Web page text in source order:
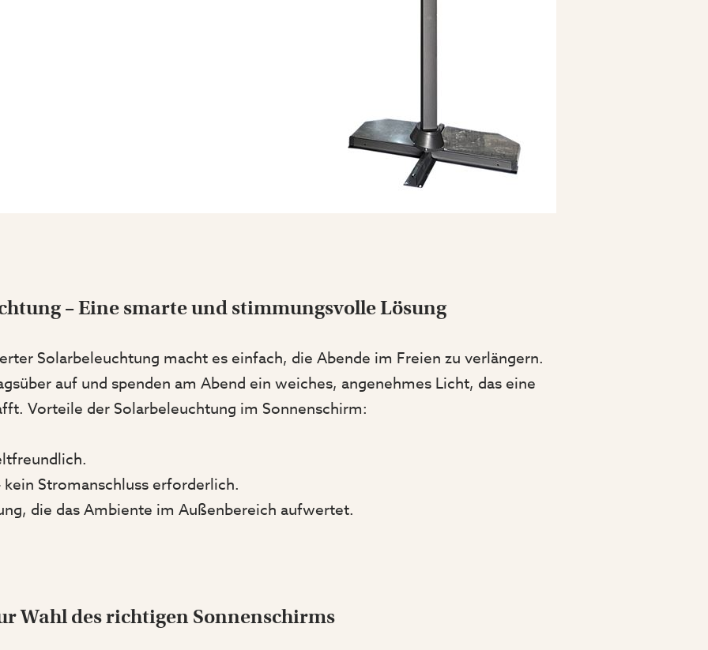
– Eine smarte und stimmungsvolle Lösung
Solarbeleuchtung macht es einfach, die Abende im Freien zu verlängern.
auf und spenden am Abend ein weiches, angenehmes Licht, das eine
Vorteile der Solarbeleuchtung im Sonnenschirm:
Stromanschluss erforderlich.
die das Ambiente im Außenbereich aufwertet.
Wahl des richtigen Sonnenschirms